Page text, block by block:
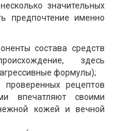
значительных
предпочтение именно
состава средств
здесь
формулы);
рецептов
впечатляют своими
кожей и вечной